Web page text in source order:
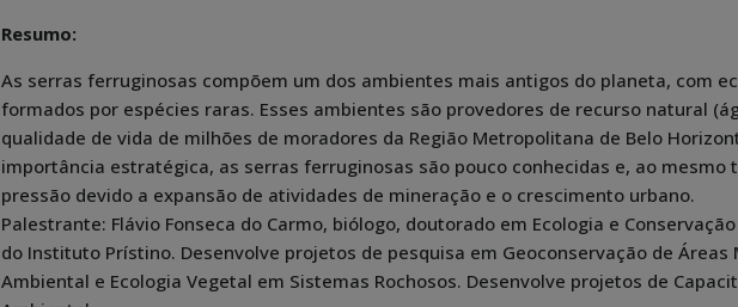
Resumo:
As serras ferruginosas compõem um dos ambientes mais antigos do planeta, com
formados por espécies raras. Esses ambientes são provedores de recurso natural
qualidade de vida de milhões de moradores da Região Metropolitana de Belo
importância estratégica, as serras ferruginosas são pouco conhecidas e, ao mesmo
pressão devido a expansão de atividades de mineração e o crescimento urbano.
Palestrante: Flávio Fonseca do Carmo, biólogo, doutorado em Ecologia e
do Instituto Prístino. Desenvolve projetos de pesquisa em Geoconservação de
Ambiental e Ecologia Vegetal em Sistemas Rochosos. Desenvolve projetos de